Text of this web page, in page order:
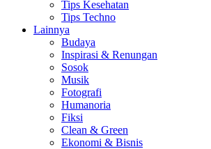
Tips Kesehatan
Tips Techno
Lainnya
Budaya
Inspirasi & Renungan
Sosok
Musik
Fotografi
Humanoria
Fiksi
Clean & Green
Ekonomi & Bisnis